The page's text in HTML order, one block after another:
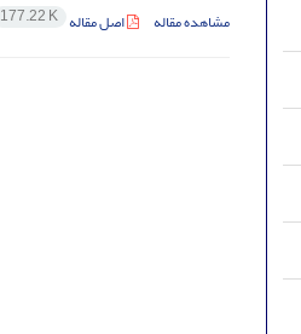
مشاهده مقاله اصل مقاله 177.22 K